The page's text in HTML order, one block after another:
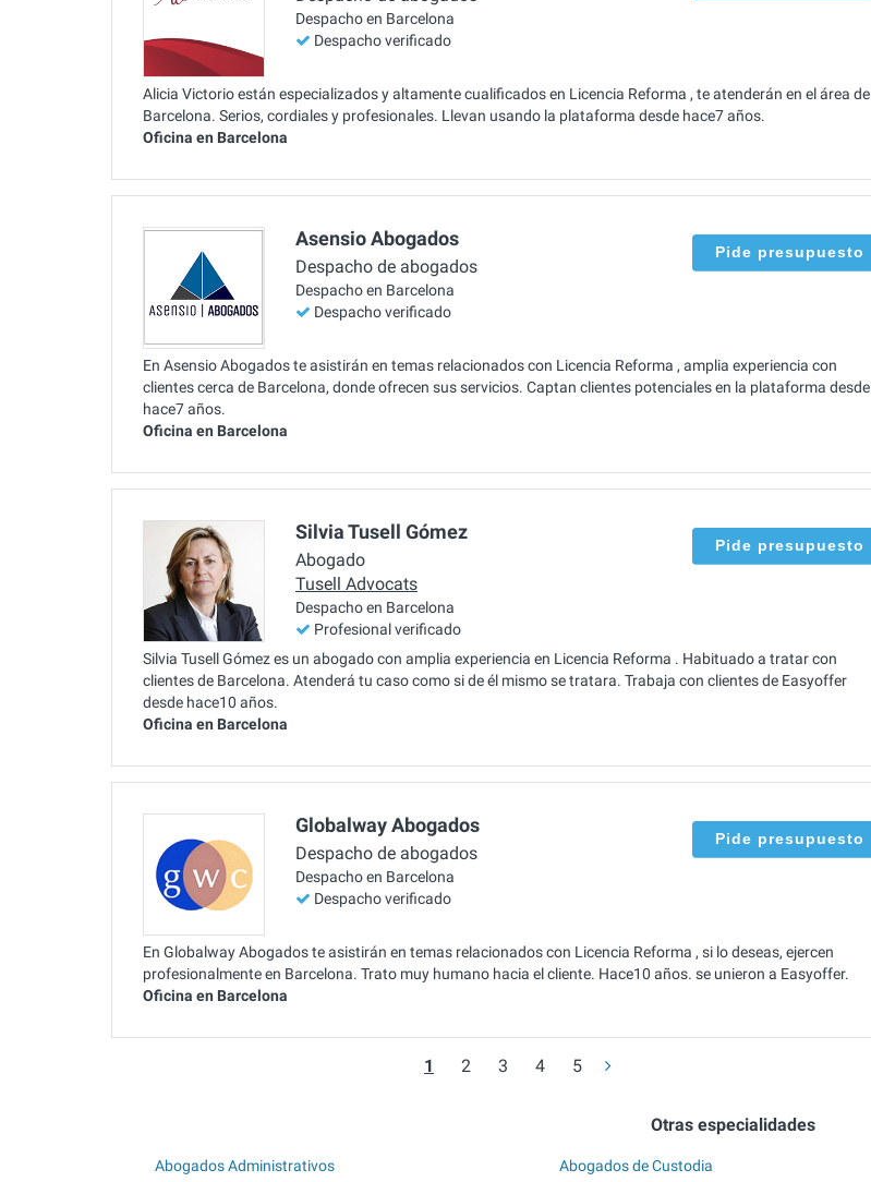
Despacho en Barcelona
Despacho verificado
Alicia Victorio están especializados y altamente cualificados en Licencia Reforma , te atenderán en el área de
Barcelona. Serios, cordiales y profesionales. Llevan usando la plataforma desde hace7 años.
Oficina en Barcelona
Asensio Abogados
Despacho de abogados
Despacho en Barcelona
Despacho verificado
Pide presupuesto
En Asensio Abogados te asistirán en temas relacionados con Licencia Reforma , amplia experiencia con
clientes cerca de Barcelona, donde ofrecen sus servicios. Captan clientes potenciales en la plataforma desde
hace7 años.
Oficina en Barcelona
Silvia Tusell Gómez
Abogado
Tusell Advocats
Despacho en Barcelona
Profesional verificado
Pide presupuesto
Silvia Tusell Gómez es un abogado con amplia experiencia en Licencia Reforma . Habituado a tratar con
clientes de Barcelona. Atenderá tu caso como si de él mismo se tratara. Trabaja con clientes de Easyoffer
desde hace10 años.
Oficina en Barcelona
Globalway Abogados
Despacho de abogados
Despacho en Barcelona
Despacho verificado
Pide presupuesto
En Globalway Abogados te asistirán en temas relacionados con Licencia Reforma , si lo deseas, ejercen
profesionalmente en Barcelona. Trato muy humano hacia el cliente. Hace10 años. se unieron a Easyoffer.
Oficina en Barcelona
1 2 3 4 5
Otras especialidades
Abogados Administrativos Abogados de Custodia